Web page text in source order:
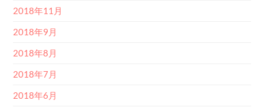
2018年11月
2018年9月
2018年8月
2018年7月
2018年6月